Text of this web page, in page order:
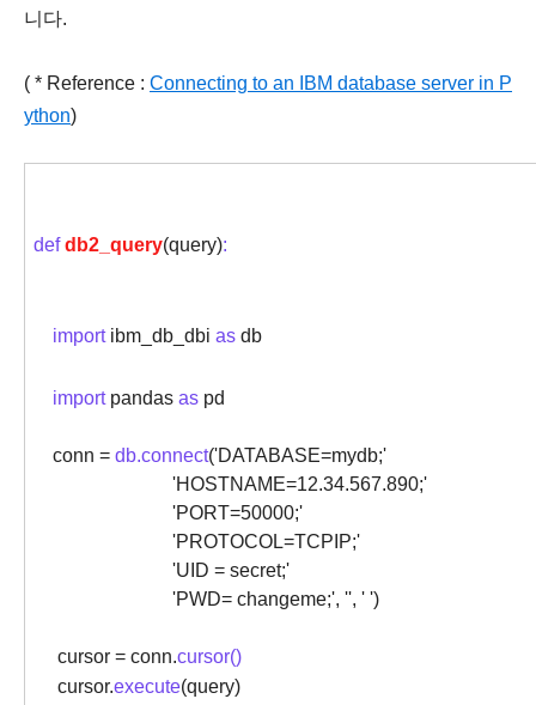
니다.
( * Reference : Connecting to an IBM database server in P
ython)
def db2_query(query):
import ibm_db_dbi as db
import pandas as pd
conn = db.connect('DATABASE=mydb;'
'HOSTNAME=12.34.567.890;'
'PORT=50000;'
'PROTOCOL=TCPIP;'
'UID = secret;'
'PWD= changeme;', '', ' ')
cursor = conn.cursor()
cursor.execute(query)